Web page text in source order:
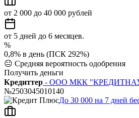
от 2 000 до 40 000 рублей
от 5 дней до 6 месяцев.
%
0,8% в день (ПСК 292%)
😐 Средняя вероятность одобрения
Получить деньги
Кредиттер - ООО МКК
№2503045010140
До 30 000 на 7 дней